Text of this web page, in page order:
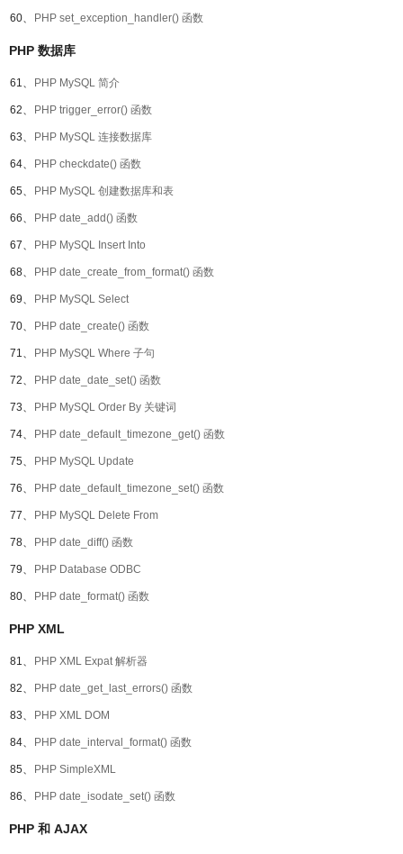
60、 PHP set_exception_handler() 函数
PHP 数据库
61、 PHP MySQL 简介
62、 PHP trigger_error() 函数
63、 PHP MySQL 连接数据库
64、 PHP checkdate() 函数
65、 PHP MySQL 创建数据库和表
66、 PHP date_add() 函数
67、 PHP MySQL Insert Into
68、 PHP date_create_from_format() 函数
69、 PHP MySQL Select
70、 PHP date_create() 函数
71、 PHP MySQL Where 子句
72、 PHP date_date_set() 函数
73、 PHP MySQL Order By 关键词
74、 PHP date_default_timezone_get() 函数
75、 PHP MySQL Update
76、 PHP date_default_timezone_set() 函数
77、 PHP MySQL Delete From
78、 PHP date_diff() 函数
79、 PHP Database ODBC
80、 PHP date_format() 函数
PHP XML
81、 PHP XML Expat 解析器
82、 PHP date_get_last_errors() 函数
83、 PHP XML DOM
84、 PHP date_interval_format() 函数
85、 PHP SimpleXML
86、 PHP date_isodate_set() 函数
PHP 和 AJAX